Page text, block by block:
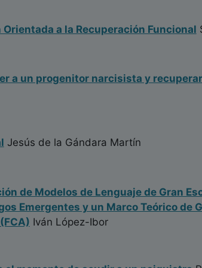
a la Recuperación Funcional
a un progenitor narcisista y
Jesús de la Gándara Martín
de Modelos de Lenguaje de Gran
Emergentes y un Marco Teórico de
Iván López-Ibor